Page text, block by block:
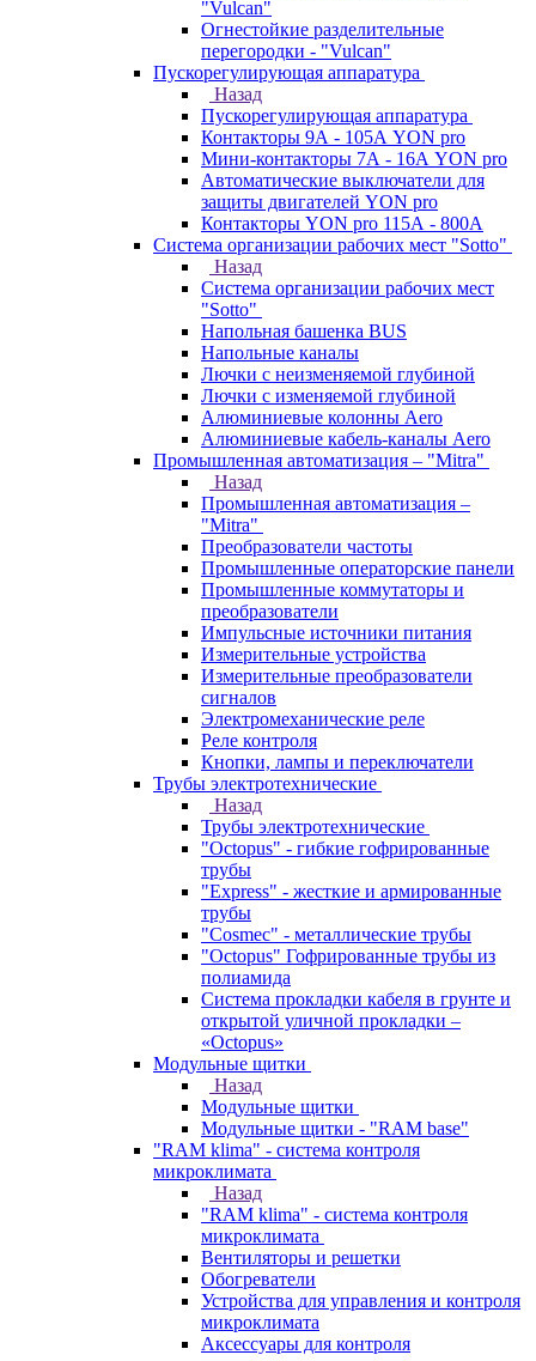
"Vulcan"
Огнестойкие разделительные
перегородки - "Vulcan"
Пускорегулирующая аппаратура
Назад
Пускорегулирующая аппаратура
Контакторы 9А - 105А YON pro
Мини-контакторы 7А - 16А YON pro
Автоматические выключатели для
защиты двигателей YON pro
Контакторы YON pro 115А - 800А
Система организации рабочих мест "Sotto"
Назад
Система организации рабочих мест
"Sotto"
Напольная башенка BUS
Напольные каналы
Лючки с неизменяемой глубиной
Лючки с изменяемой глубиной
Алюминиевые колонны Aero
Алюминиевые кабель-каналы Aero
Промышленная автоматизация – "Mitra"
Назад
Промышленная автоматизация –
"Mitra"
Преобразователи частоты
Промышленные операторские панели
Промышленные коммутаторы и
преобразователи
Импульсные источники питания
Измерительные устройства
Измерительные преобразователи
сигналов
Электромеханические реле
Реле контроля
Кнопки, лампы и переключатели
Трубы электротехнические
Назад
Трубы электротехнические
"Octopus" - гибкие гофрированные
трубы
"Express" - жесткие и армированные
трубы
"Cosmec" - металлические трубы
"Octopus" Гофрированные трубы из
полиамида
Система прокладки кабеля в грунте и
открытой уличной прокладки –
«Octopus»
Модульные щитки
Назад
Модульные щитки
Модульные щитки - "RAM base"
"RAM klima" - система контроля
микроклимата
Назад
"RAM klima" - система контроля
микроклимата
Вентиляторы и решетки
Обогреватели
Устройства для управления и контроля
микроклимата
Аксессуары для контроля